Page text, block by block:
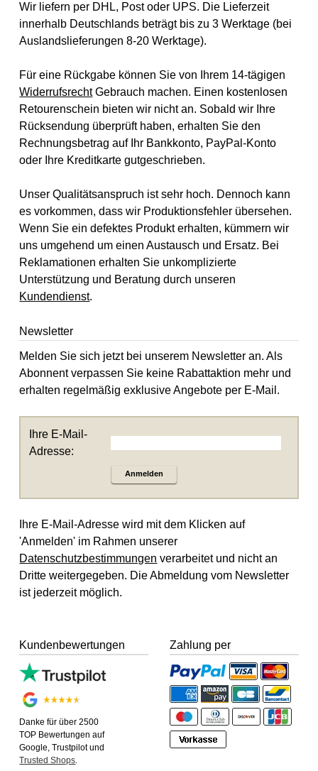
Wir liefern per DHL, Post oder UPS. Die Lieferzeit
innerhalb Deutschlands beträgt bis zu 3 Werktage (bei
Auslandslieferungen 8-20 Werktage).
Für eine Rückgabe können Sie von Ihrem 14-tägigen
WiderrufsrechtGebrauch machen. Einen kostenlosen
Retourenschein bieten wir nicht an. Sobald wir Ihre
Rücksendung überprüft haben, erhalten Sie den
Rechnungsbetrag auf Ihr Bankkonto, PayPal-Konto
oder Ihre Kreditkarte gutgeschrieben.
Unser Qualitätsanspruch ist sehr hoch. Dennoch kann
es vorkommen, dass wir Produktionsfehler übersehen.
Wenn Sie ein defektes Produkt erhalten, kümmern wir
uns umgehend um einen Austausch und Ersatz. Bei
Reklamationen erhalten Sie unkomplizierte
Unterstützung und Beratung durch unseren
Kundendienst.
Newsletter
Melden Sie sich jetzt bei unserem Newsletter an. Als
Abonnent verpassen Sie keine Rabattaktion mehr und
erhalten regelmäßig exklusive Angebote per E-Mail.
Ihre E-Mail-
Adresse:
Anmelden
Ihre E-Mail-Adresse wird mit dem Klicken auf
'Anmelden' im Rahmen unserer
Datenschutzbestimmungen verarbeitet und nicht an
Dritte weitergegeben. Die Abmeldung vom Newsletter
ist jederzeit möglich.
Kundenbewertungen
Danke für über 2500
TOP Bewertungen auf
Google, Trustpilot und
Trusted Shops
Zahlung per